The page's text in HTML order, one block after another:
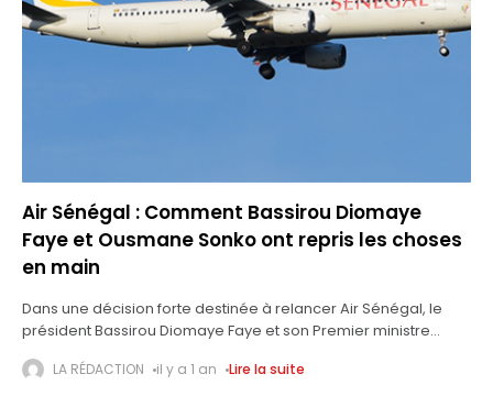
Air Sénégal : Comment Bassirou Diomaye
Faye et Ousmane Sonko ont repris les choses
en main
Dans une décision forte destinée à relancer Air Sénégal, le
président Bassirou Diomaye Faye et son Premier ministre
important. Ce
LA RÉDACTION il y a 1 an Lire la suite